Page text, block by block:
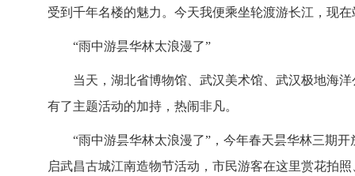
受到千年名楼的魅力。今天我便乘坐轮渡游长江，现
“雨中游昙华林太浪漫了”
当天，湖北省博物馆、武汉美术馆、武汉极地海
有了主题活动的加持，热闹非凡。
“雨中游昙华林太浪漫了”，今年春天昙华林三期
启武昌古城江南造物节活动，市民游客在这里赏花拍